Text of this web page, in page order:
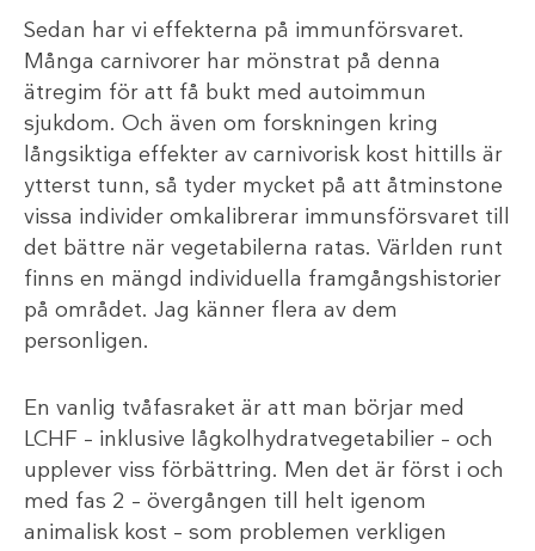
Sedan har vi effekterna på immunförsvaret.
Många carnivorer har mönstrat på denna
ätregim för att få bukt med autoimmun
sjukdom. Och även om forskningen kring
långsiktiga effekter av carnivorisk kost hittills är
ytterst tunn, så tyder mycket på att åtminstone
vissa individer omkalibrerar immunsförsvaret till
det bättre när vegetabilerna ratas. Världen runt
finns en mängd individuella framgångshistorier
på området. Jag känner flera av dem
personligen.
En vanlig tvåfasraket är att man börjar med
LCHF – inklusive lågkolhydratvegetabilier – och
upplever viss förbättring. Men det är först i och
med fas 2 – övergången till helt igenom
animalisk kost – som problemen verkligen